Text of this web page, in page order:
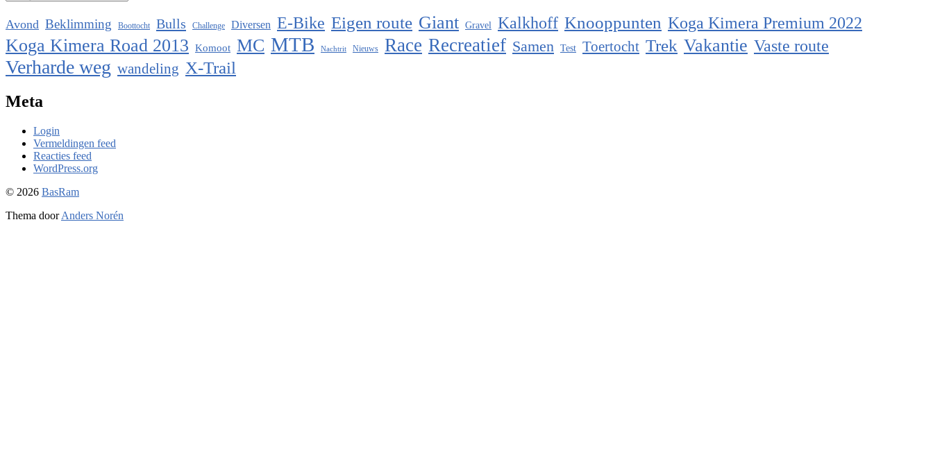
Avond Beklimming Boottocht Bulls Challenge Diversen E-Bike Eigen route Giant Gravel Kalkhoff Knooppunten Koga Kimera Premium 2022
Koga Kimera Road 2013 Komoot MC MTB Nachtrit Nieuws Race Recreatief Samen Test Toertocht Trek Vakantie Vaste route
Verharde weg wandeling X-Trail
Meta
Login
Vermeldingen feed
Reacties feed
WordPress.org
© 2026 BasRam
Thema doorAnders Norén